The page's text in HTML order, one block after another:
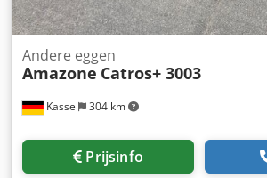
Kassel 304 km
Andere eggen
Amazone Catros+ 3003
Prijsinfo